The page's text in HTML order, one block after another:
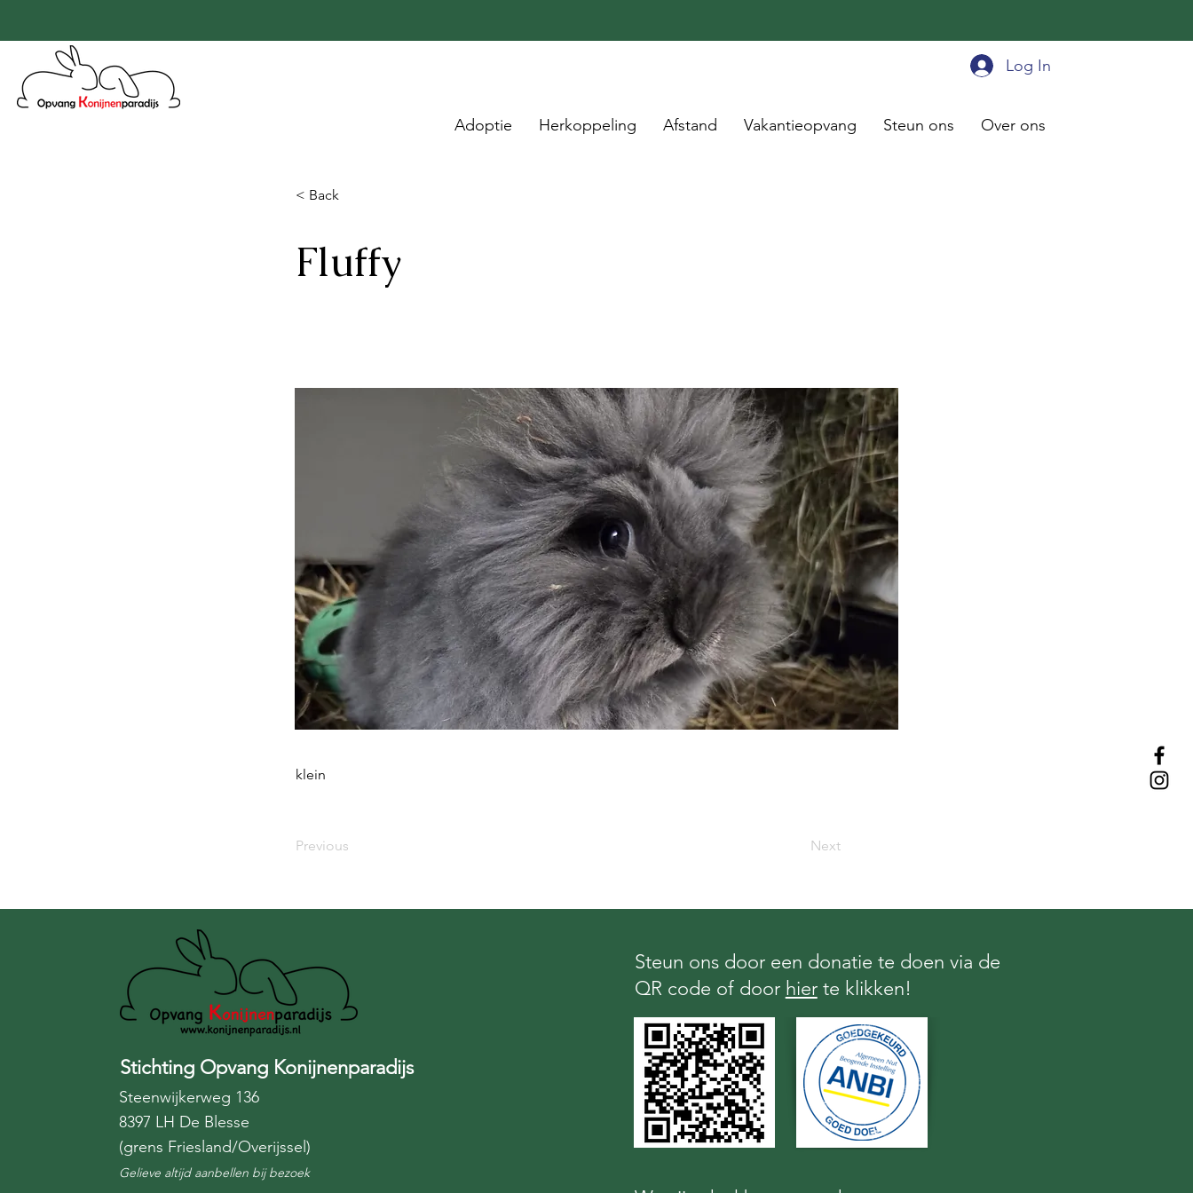
Log In
Adoptie Herkoppeling Afstand Vakantieopvang Steun ons Over ons
< Back
Fluffy
klein
Previous Next
Stichting Opvang Konijnenparadijs
Steenwijkerweg 136
8397 LH De Blesse
(grens Friesland/Overijssel)
Gelieve altijd aanbellen bij bezoek
Steun ons door een donatie te doen via de
QR code of door hierte klikken!